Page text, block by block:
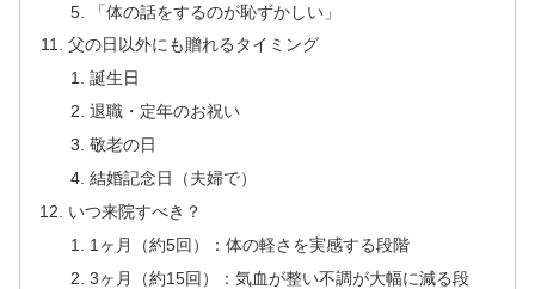
「体の話をするのが恥ずかしい」
父の日以外にも贈れるタイミング
誕生日
退職・定年のお祝い
敬老の日
結婚記念日（夫婦で）
いつ来院すべき？
1ヶ月（約5回）：体の軽さを実感する段階
3ヶ月（約15回）：気血が整い不調が大幅に減る段